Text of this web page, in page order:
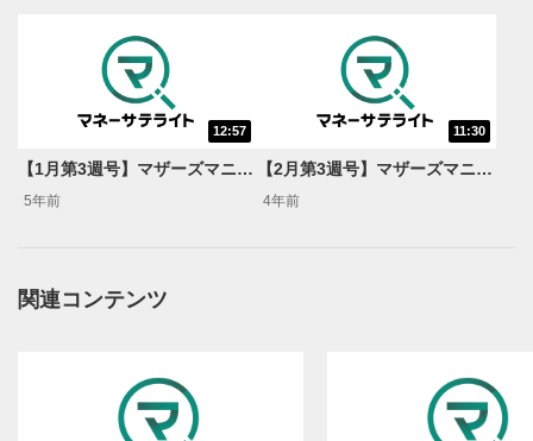
動画再生エリアにマウスを乗せると表示されます。
動画を再生または一時停止します。
10秒戻し/10秒送り
12:57
【1月第3週号】マザーズマニア＜岡村友哉のサキヨミ特急便＞
5年前
11:30
【2月第3週号】マザーズマニア＜岡村友哉のサキヨミ特急便＞
4年前
関連コンテンツ